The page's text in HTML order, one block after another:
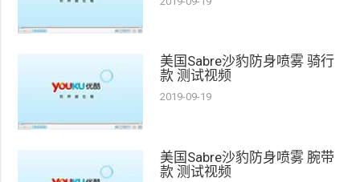
美国Sabre沙豹防身喷雾 骑行
款 测试视频
2019-09-19
美国Sabre沙豹防身喷雾 腕带
款 测试视频